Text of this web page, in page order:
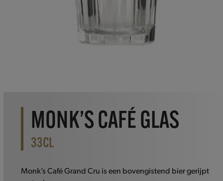
MONK’S CAFÉ GLAS
33CL
Monk’s Café Grand Cru is een bovengistend bier gerijpt